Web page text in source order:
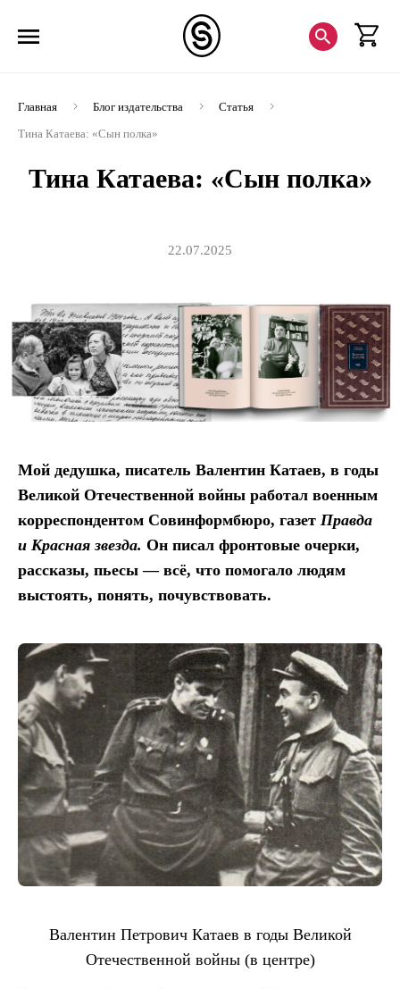
Главная Блог издательства
Статья
Тина Катаева: «‎Сын полка»
Тина Катаева: «‎Сын полка»
22.07.2025
Мой дедушка, писатель Валентин Катаев, в годы
Великой Отечественной войны работал военным
корреспондентом Совинформбюро, газет Правда
и Красная звезда. Он писал фронтовые очерки,
рассказы, пьесы — всё, что помогало людям
выстоять, понять, почувствовать.
Валентин Петрович Катаев в годы Великой
Отечественной войны (в центре)